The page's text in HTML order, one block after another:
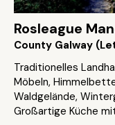
Rosleague
County Galway
Traditionelles
Möbeln,
Waldgelände,
Großartige Küche